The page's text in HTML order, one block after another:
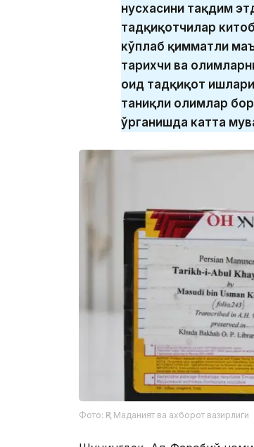
нусхасини тақдим
тадқиқотчилар
кўплаб қимматли
тарихчи ва
оид тадқиқот
таниқли олимлар
ўрганишда катта
Фото: ҚР Маданият ва ахборот вазирлиги